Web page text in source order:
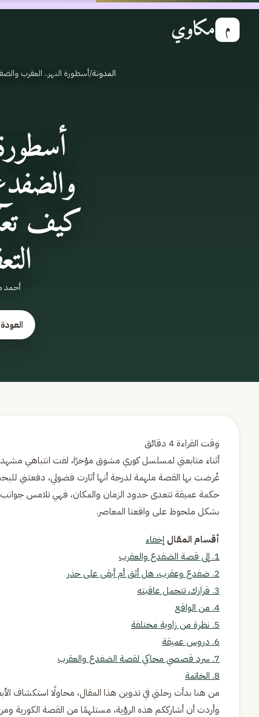
م مكاوي
المدونة/أسطورة النهر.. العقرب
كيف
أحمد
أثناء متابعتي لمسلسل كوري مشوق مؤخرًا، لفت انتباهي
عُرضت بها القصة ملهمة لدرجة أنها أثارت فضولي، دفعتني
حكمة عميقة تتعدى حدود الزمان والمكان، فهي تلامس جوانب
بشكل ملحوظ على واقعنا المعاصر.
أقسام المقال إخفاء
1. إلى قصة الضفدع والعقرب
2. ضفدع وعقرب، هل أثق أم أبقى على حذر
3. قرارك، تتحمل عاقبته
4. من الواقع
5. نظرة من زاوية مختلفة
6. دروس عميقة
7. سرد قصصي محاكي لقصة الضفدع والعقرب
8. الخاتمة
من هنا بدأت رحلتي في تدوين هذا المقال، محاولًا استكشاف
وأردت أن أشارككم هذه الرؤية، مستلهمًا من القصة الكورية